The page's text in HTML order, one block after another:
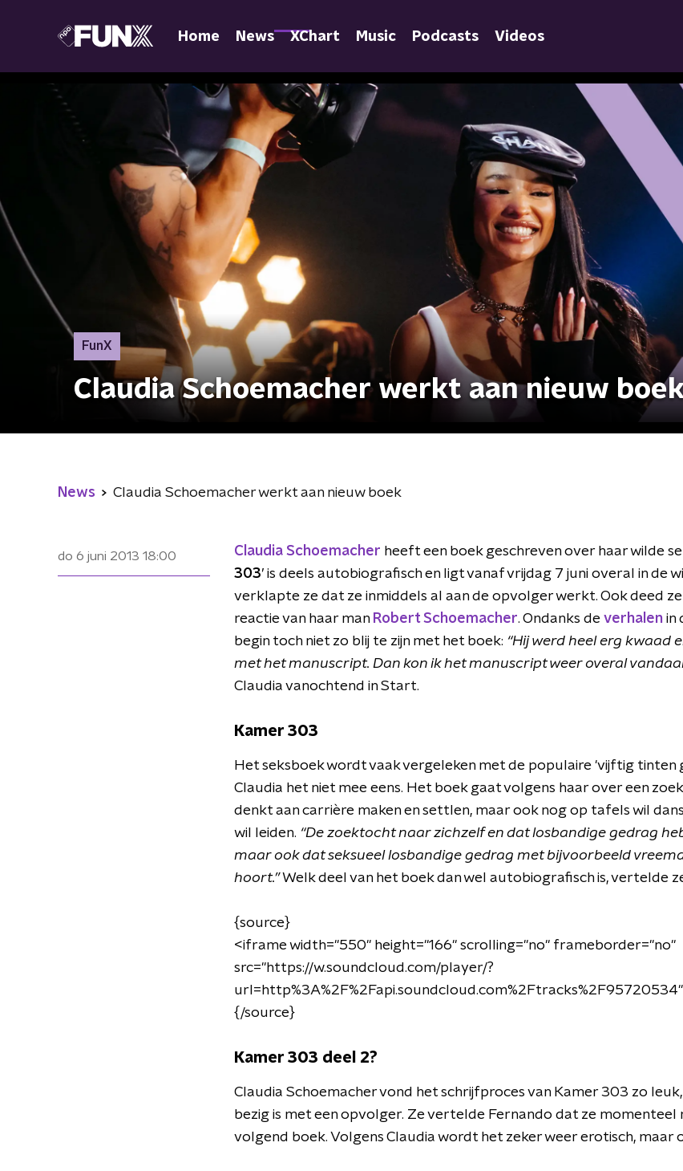
Home News XChart Music Podcasts Videos
FunX
Claudia Schoemacher werkt aan nieuw
News Claudia Schoemacher werkt aan nieuw boek
do 6 juni 2013 18:00 Claudia Schoemacher heeft een boek geschreven over haar wilde
303’ is deels autobiografisch en ligt vanaf vrijdag 7 juni overal in de
verklapte ze dat ze inmiddels al aan de opvolger werkt. Ook deed
reactie van haar man Robert Schoemacher. Ondanks de verhalen in
begin toch niet zo blij te zijn met het boek: “Hij werd heel erg kwaad
met het manuscript. Dan kon ik het manuscript weer overal
Claudia vanochtend in Start.
Kamer 303
Het seksboek wordt vaak vergeleken met de populaire 'vijftig tinten
Claudia het niet mee eens. Het boek gaat volgens haar over een
denkt aan carrière maken en settlen, maar ook nog op tafels wil
wil leiden. “De zoektocht naar zichzelf en dat losbandige gedrag
maar ook dat seksueel losbandige gedrag met bijvoorbeeld
hoort.”Welk deel van het boek dan wel autobiografisch is, vertelde
{source}
<iframe width="550" height="166" scrolling="no" frameborder="no"
src="https://w.soundcloud.com/player/?
url=http%3A%2F%2Fapi.soundcloud.com%2Ftracks%2F95720534"
{/source}
Kamer 303 deel 2?
Claudia Schoemacher vond het schrijfproces van Kamer 303 zo
bezig is met een opvolger. Ze vertelde Fernando dat ze momenteel
volgend boek. Volgens Claudia wordt het zeker weer erotisch, maar